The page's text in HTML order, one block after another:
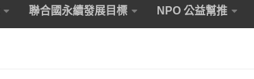
聯合國永續發展目標 NPO 公益幫推